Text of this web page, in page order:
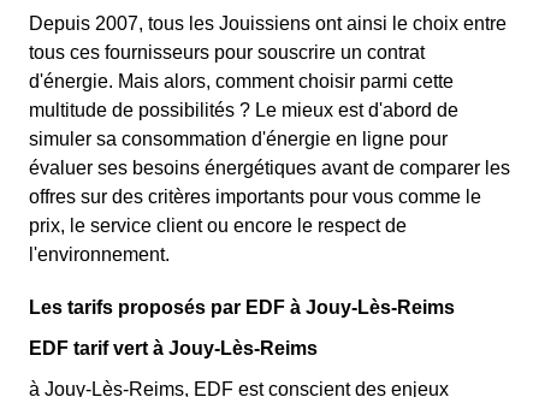
Depuis 2007, tous les Jouissiens ont ainsi le choix entre
tous ces fournisseurs pour souscrire un contrat
d'énergie. Mais alors, comment choisir parmi cette
multitude de possibilités ? Le mieux est d'abord de
simuler sa consommation d'énergie en ligne pour
évaluer ses besoins énergétiques avant de comparer les
offres sur des critères importants pour vous comme le
prix, le service client ou encore le respect de
l'environnement.
Les tarifs proposés par EDF à Jouy-Lès-Reims
EDF tarif vert à Jouy-Lès-Reims
à Jouy-Lès-Reims, EDF est conscient des enjeux